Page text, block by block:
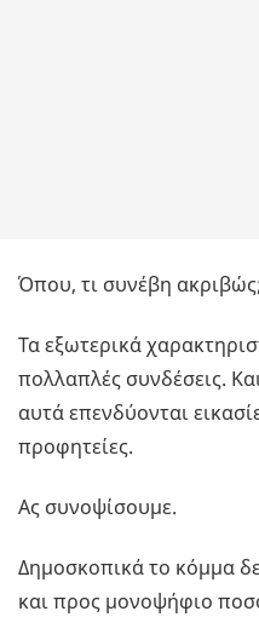
Όπου, τι συνέβη
Τα εξωτερικά
πολλαπλές συνδέσεις.
αυτά επενδύονται
προφητείες.
Ας συνοψίσουμε.
Δημοσκοπικά το κόμμα
και προς μονοψήφιο